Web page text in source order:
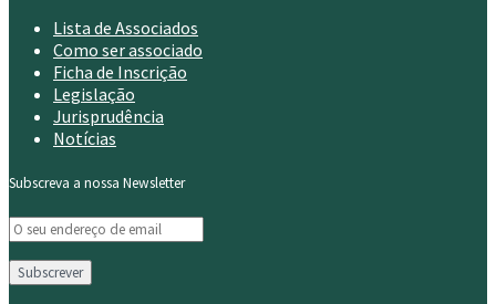
Lista de Associados
Como ser associado
Ficha de Inscrição
Legislação
Jurisprudência
Notícias
Subscreva a nossa Newsletter